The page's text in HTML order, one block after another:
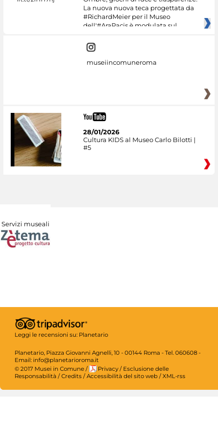
La nuova nuova teca progettata da
#RichardMeier per il Museo
dell'#AraPacis è modulata sul
museiincomuneroma
28/01/2026
Cultura KIDS al Museo Carlo Bilotti |
#5
Servizi museali
Leggi le recensioni su: Planetario
Planetario, Piazza Giovanni Agnelli, 10 - 00144 Roma - Tel. 060608 -
Email: info@planetarioroma.it
© 2017 Musei in Comune / Privacy / Esclusione delle
Responsabilità / Credits / Accessibilità del sito web / XML-rss